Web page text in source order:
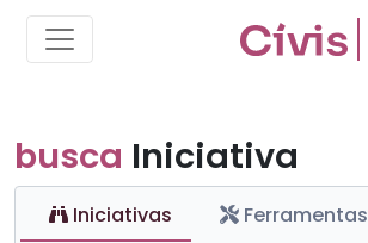
busca Iniciativa
Iniciativas
Ferramentas